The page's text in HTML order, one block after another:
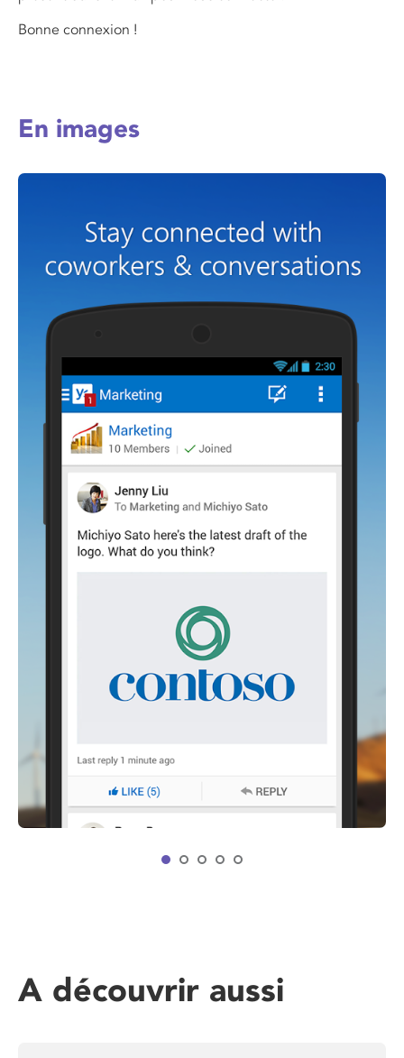
Bonne connexion !
En images
A découvrir aussi